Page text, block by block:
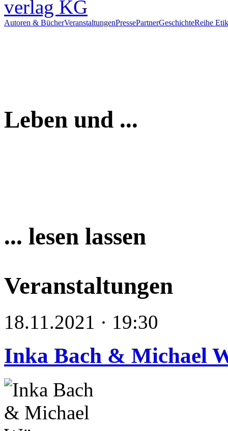
Autoren & BücherVeranstaltungenPressePartnerGeschichteReihe
Leben und ...
... lesen lassen
Veranstaltungen
18.11.2021 · 19:30
Inka Bach & Michael